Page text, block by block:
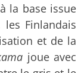
la base issue
Finlandais
et de la
joue avec